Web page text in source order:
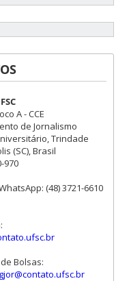
A - CCE
de Jornalismo
Trindade
(SC), Brasil
970
(48) 3721-6610
Bolsas: